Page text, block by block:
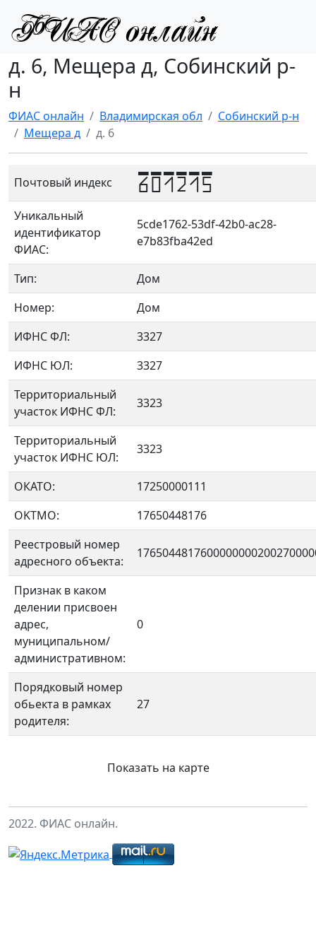
д. 6, Мещера д, Собинский р-
н
ФИАС онлайн Владимирская обл
Собинский р-н
Мещера д
д. 6
Почтовый индекс 601215
Уникальный
идентификатор
ФИАС:
5cde1762-53df-42b0-ac28-
e7b83fba42ed
Тип:
Дом
Номер:
Дом
ИФНС ФЛ:
3327
ИФНС ЮЛ:
3327
Территориальный
участок ИФНС ФЛ:
3323
Территориальный
участок ИФНС ЮЛ:
3323
ОКАТО:
17250000111
OKTMO:
17650448176
Реестровый номер
адресного объекта:
Признак в каком
делении присвоен
адрес,
муниципальном/
административном:
0
Порядковый номер
обьекта в рамках
родителя:
27
Показать на карте
2022. ФИАС онлайн.